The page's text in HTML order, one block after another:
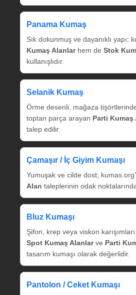
Panama Kumaş
Sık dokunmuş ve dayanıklı yapı;
Kumaş Alanlarhem de Stok
kullanışlıdır.
Selanik Kumaş
Örme desenli, mağaza
toptan parça arayan Parti Kumaş
talep edilir.
Çamaşır / İç Giyim Kumaşı
Yumuşak ve cilde dost;
Alan taleplerinin odak
Bluz Kumaşı
Şifon, krep veya viskon
Spot Kumaş Alanlarve Parti
tasarım kumaşı olarak değerlidir.
Pantolon / Ceket Kumaşı